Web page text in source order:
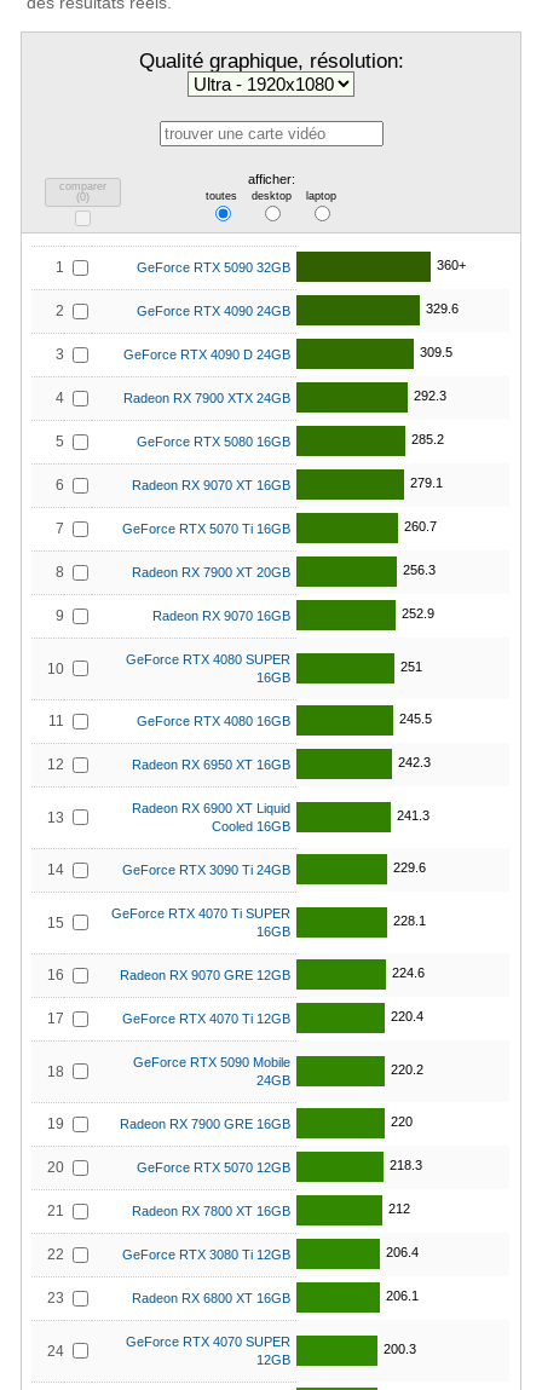
Qualité graphique, résolution:
comparer
(0)
afficher:
toutes desktop laptop
1 GeForce RTX 5090 32GB 360+
2 GeForce RTX 4090 24GB 329.6
3 GeForce RTX 4090 D 24GB 309.5
4 Radeon RX 7900 XTX 24GB 292.3
5 GeForce RTX 5080 16GB 285.2
6 Radeon RX 9070 XT 16GB 279.1
7 GeForce RTX 5070 Ti 16GB 260.7
8 Radeon RX 7900 XT 20GB 256.3
9 Radeon RX 9070 16GB 252.9
10
GeForce RTX 4080 SUPER
16GB
251
11 GeForce RTX 4080 16GB 245.5
12 Radeon RX 6950 XT 16GB 242.3
13
Radeon RX 6900 XT Liquid
Cooled 16GB
241.3
14 GeForce RTX 3090 Ti 24GB 229.6
15
GeForce RTX 4070 Ti SUPER
16GB
228.1
16 Radeon RX 9070 GRE 12GB 224.6
17 GeForce RTX 4070 Ti 12GB 220.4
18
GeForce RTX 5090 Mobile
24GB
220.2
19 Radeon RX 7900 GRE 16GB 220
20 GeForce RTX 5070 12GB 218.3
21 Radeon RX 7800 XT 16GB 212
22 GeForce RTX 3080 Ti 12GB 206.4
23 Radeon RX 6800 XT 16GB 206.1
24
GeForce RTX 4070 SUPER
12GB
200.3